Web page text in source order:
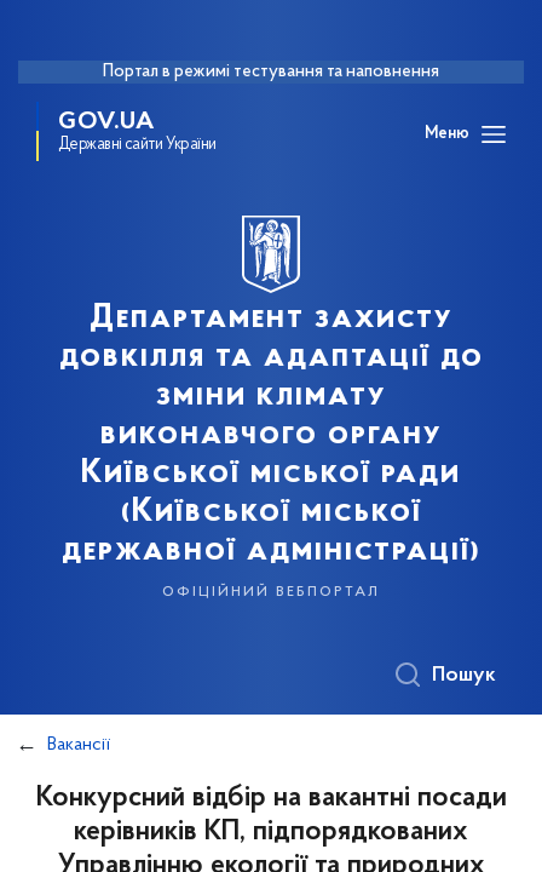
Портал в режимі тестування та наповнення
GOV.UA
Державні сайти України
Меню
Департамент захисту
довкілля та адаптації до
зміни клімату
виконавчого органу
Київської міської ради
(Київської міської
державної адміністрації)
офіційний вебпортал
Пошук
Вакансії
Конкурсний відбір на вакантні посади
керівників КП, підпорядкованих
Управлінню екології та природних